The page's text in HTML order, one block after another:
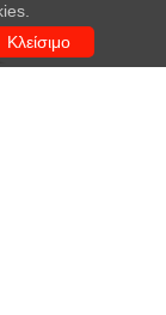
Κλείσιμο